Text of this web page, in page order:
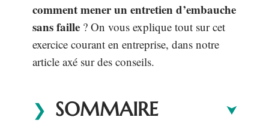
comment mener un entretien d’embauche
sans faille ? On vous explique tout sur cet
exercice courant en entreprise, dans notre
article axé sur des conseils.
SOMMAIRE